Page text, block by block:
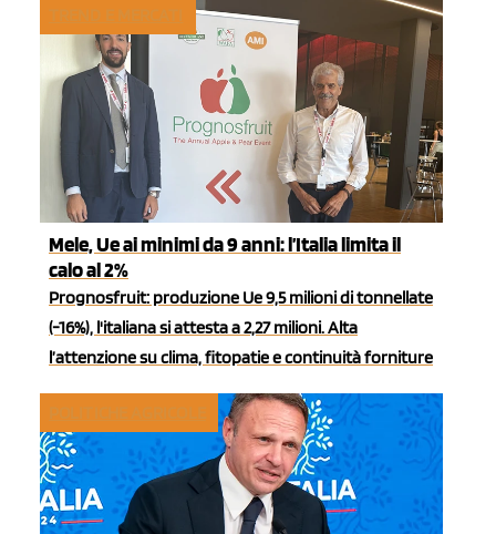
Mele, Ue ai minimi da 9 anni: l’Italia limita il
calo al 2%
Prognosfruit: produzione Ue 9,5 milioni di tonnellate
(-16%), l'italiana si attesta a 2,27 milioni. Alta
l’attenzione su clima, fitopatie e continuità forniture